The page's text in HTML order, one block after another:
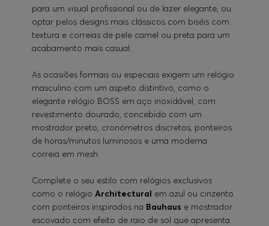
para um visual profissional ou de lazer elegante, ou
optar pelos designs mais clássicos com biséis com
textura e correias de pele camel ou preta para um
acabamento mais casual.
As ocasiões formais ou especiais exigem um relógio
masculino com um aspeto distintivo, como o
elegante relógio BOSS em aço inoxidável, com
revestimento dourado, concebido com um
mostrador preto, cronómetros discretos, ponteiros
de horas/minutos luminosos e uma moderna
correia em mesh.
Complete o seu estilo com relógios exclusivos
como o relógioArchitectural em azul ou cinzento
com ponteiros inspirados na Bauhaus e mostrador
escovado com efeito de raio de sol que apresenta